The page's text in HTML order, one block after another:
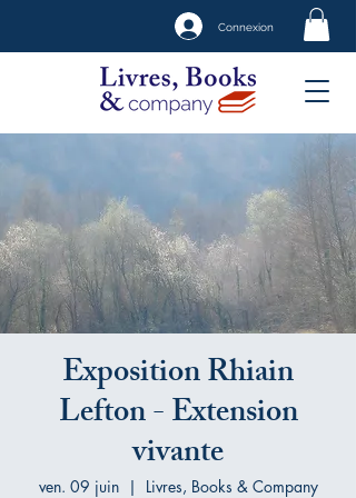
Connexion
Exposition Rhiain
Lefton - Extension
vivante
ven. 09 juin
  |
Livres, Books & Company